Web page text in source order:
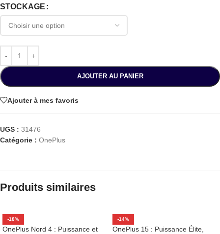
STOCKAGE
AJOUTER AU PANIER
Ajouter à mes favoris
UGS : 31476
Catégorie : OnePlus
Produits similaires
-18%
OnePlus Nord 4 : Puissance et
-14%
OnePlus 15 : Puissance Élite,